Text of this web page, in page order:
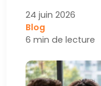
24 juin 2026
Blog
6 min de lecture